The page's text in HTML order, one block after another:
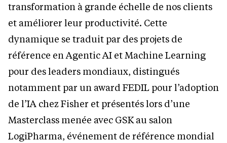
transformation à grande échelle de nos clients
et améliorer leur productivité. Cette
dynamique se traduit par des projets de
référence en Agentic AI et Machine Learning
pour des leaders mondiaux, distingués
notamment par un award FEDIL pour l’adoption
de l’IA chez Fisher et présentés lors d’une
Masterclass menée avec GSK au salon
LogiPharma, événement de référence mondial